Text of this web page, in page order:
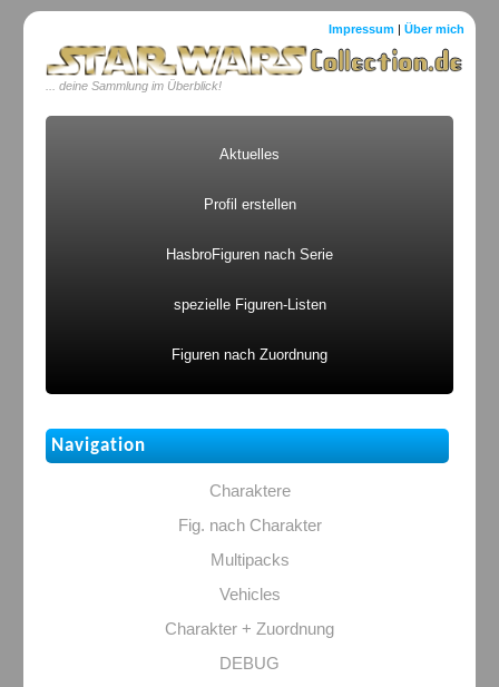
Impressum |Über mich
... deine Sammlung im Überblick!
Aktuelles
Profil erstellen
HasbroFiguren nach Serie
spezielle Figuren-Listen
Figuren nach Zuordnung
Navigation
Charaktere
Fig. nach Charakter
Multipacks
Vehicles
Charakter + Zuordnung
DEBUG